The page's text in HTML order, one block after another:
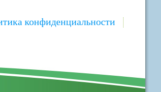
конфиденциальности